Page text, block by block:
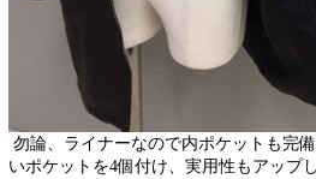
勿論、ライナーなので内ポケットも完
いポケットを4個付け、実用性もアップ